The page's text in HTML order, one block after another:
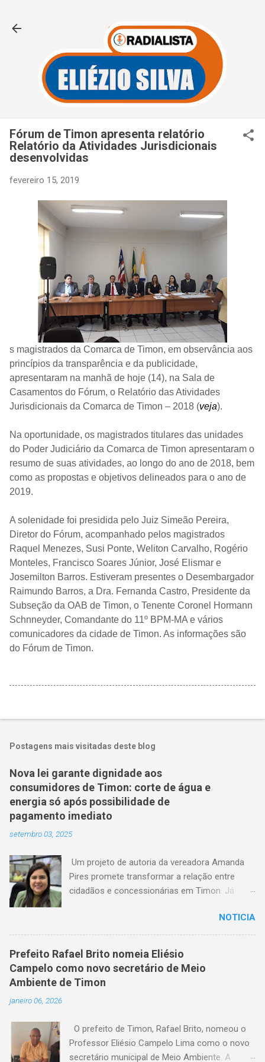
Fórum de Timon apresenta relatório
Relatório da Atividades Jurisdicionais
desenvolvidas
fevereiro 15, 2019
s magistrados da Comarca de Timon, em observância aos
princípios da transparência e da publicidade,
apresentaram na manhã de hoje (14), na Sala de
Casamentos do Fórum, o Relatório das Atividades
Jurisdicionais da Comarca de Timon – 2018 (veja).
Na oportunidade, os magistrados titulares das unidades
do Poder Judiciário da Comarca de Timon apresentaram o
resumo de suas atividades, ao longo do ano de 2018, bem
como as propostas e objetivos delineados para o ano de
2019.
A solenidade foi presidida pelo Juiz Simeão Pereira,
Diretor do Fórum, acompanhado pelos magistrados
Raquel Menezes, Susi Ponte, Weliton Carvalho, Rogério
Monteles, Francisco Soares Júnior, José Elismar e
Josemilton Barros. Estiveram presentes o Desembargador
Raimundo Barros, a Dra. Fernanda Castro, Presidente da
Subseção da OAB de Timon, o Tenente Coronel Hormann
Schnneyder, Comandante do 11º BPM-MA e vários
comunicadores da cidade de Timon. As informações são
do Fórum de Timon.
Postagens mais visitadas deste blog
Nova lei garante dignidade aos
consumidores de Timon: corte de água e
energia só após possibilidade de
pagamento imediato
setembro 03, 2025
Um projeto de autoria da vereadora Amanda
Pires promete transformar a relação entre
cidadãos e concessionárias em Timon. Já
estabelece que consumidores terão o direito
de quitar seus débitos de água e energia
elétrica no momento anterior ao corte do
serviço — garantindo mais dignidade e evitando
que famílias fiquem sem itens essenciais em
vezes, veem-se surpreendidos pelo corte
abrupto do fornecimento. A nova lei, agora
NOTICIA
Prefeito Rafael Brito nomeia Eliésio
Campelo como novo secretário de Meio
Ambiente de Timon
janeiro 06, 2026
O prefeito de Timon, Rafael Brito, nomeou o
Professor Eliésio Campelo Lima como o novo
secretário municipal de Meio Ambiente. A